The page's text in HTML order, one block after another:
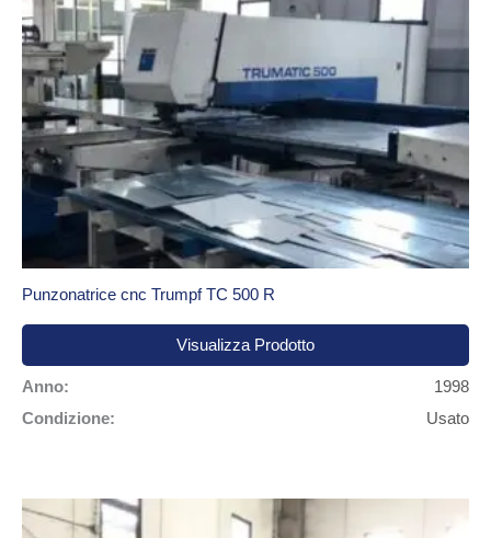
Punzonatrice cnc Trumpf TC 500 R
Visualizza Prodotto
Anno:
1998
Condizione:
Usato